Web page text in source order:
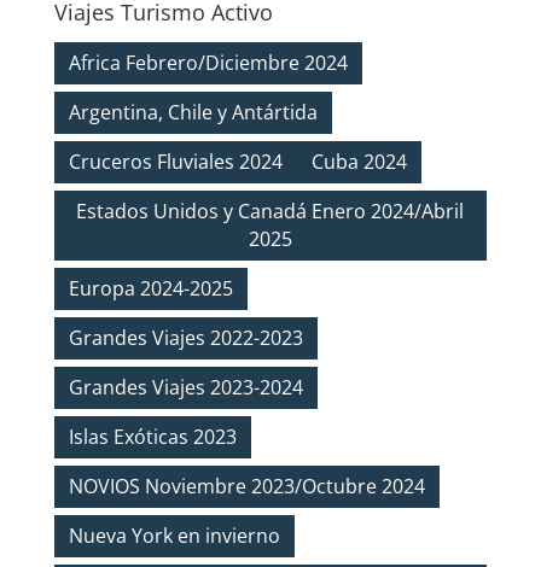
Viajes Turismo Activo
Africa Febrero/Diciembre 2024
Argentina, Chile y Antártida
Cruceros Fluviales 2024
Cuba 2024
Estados Unidos y Canadá Enero 2024/Abril
2025
Europa 2024-2025
Grandes Viajes 2022-2023
Grandes Viajes 2023-2024
Islas Exóticas 2023
NOVIOS Noviembre 2023/Octubre 2024
Nueva York en invierno